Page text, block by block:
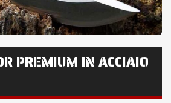
PREMIUM IN ACCIAIO